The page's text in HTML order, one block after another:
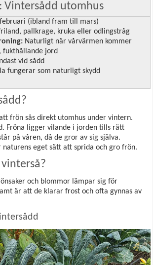
Vintersådd utomhus
(ibland fram till mars)
pallkrage, kruka eller odlingstråg
Naturligt när vårvärmen kommer
fukthållande jord
vid sådd
fungerar som naturligt skydd
frön sås direkt utomhus under vintern.
Fröna ligger vilande i jorden tills rätt
på våren, då de gror av sig själva.
eget sätt att sprida och gro frön.
och blommor lämpar sig för
är att de klarar frost och ofta gynnas av